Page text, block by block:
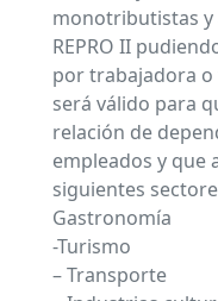
monotributistas
REPRO II
por trabajadora
será válido para
relación de
empleados y que
siguientes
Gastronomía
-Turismo
– Transporte